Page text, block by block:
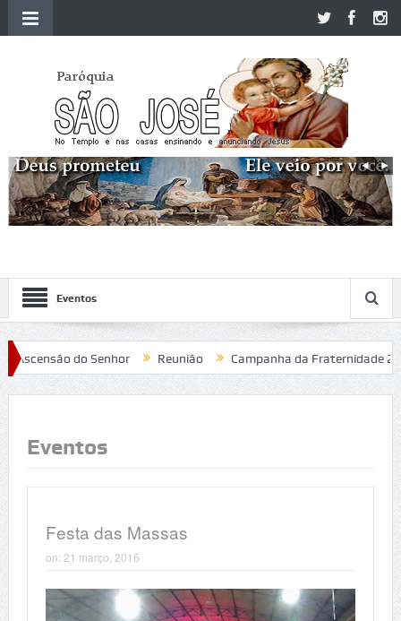
Eventos
do Senhor Reunião Campanha da Fraternidade 2020
Eventos
Festa das Massas
on: 21 março, 2016